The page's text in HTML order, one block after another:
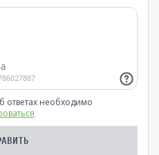
ответах необходимо